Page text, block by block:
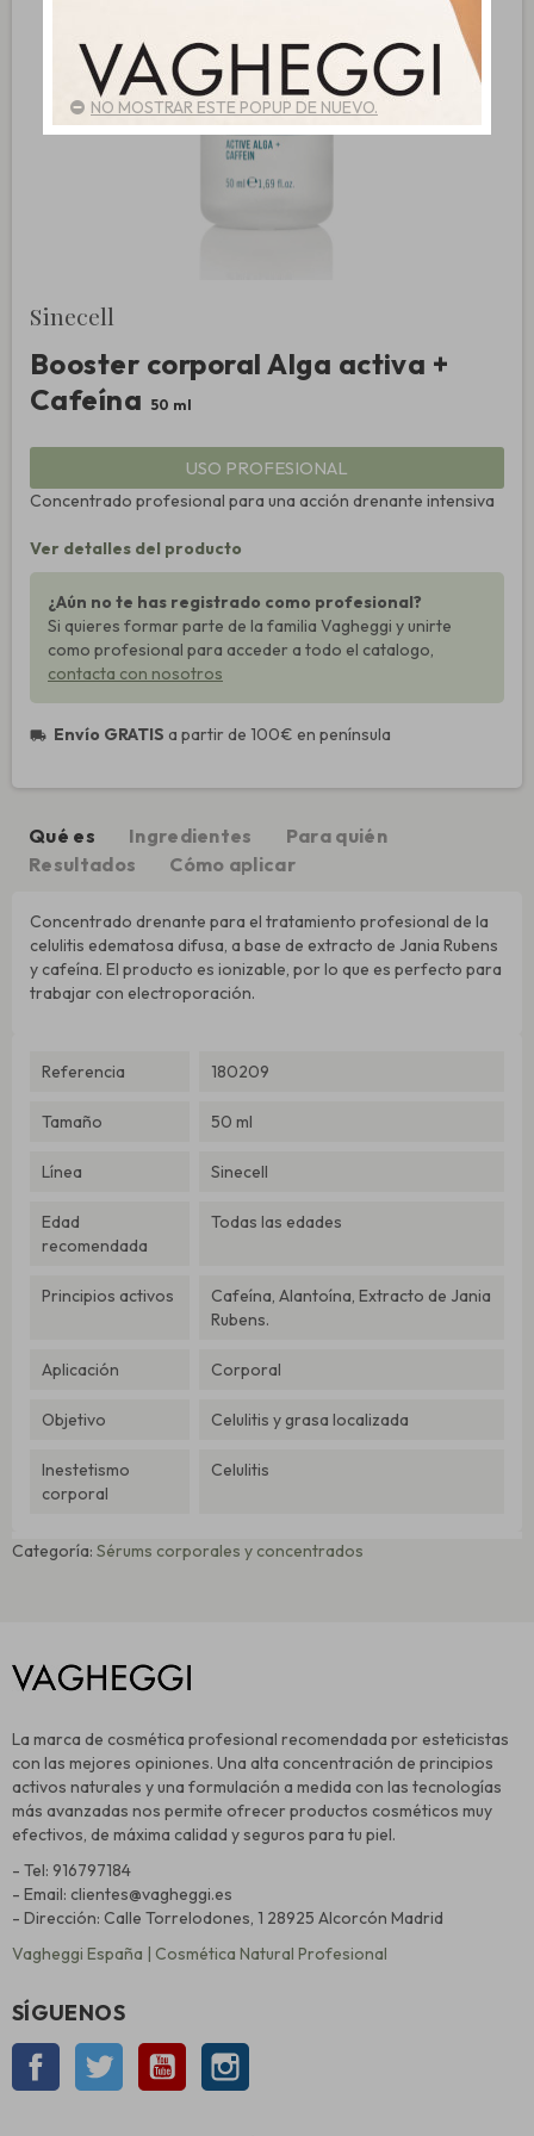
Sinecell
Booster corporal Alga activa +
Cafeína 50 ml
USO PROFESIONAL
Concentrado profesional para una acción drenante intensiva
Ver detalles del producto
¿Aún no te has registrado como profesional?
Si quieres formar parte de la familia Vagheggi y unirte
como profesional para acceder a todo el catalogo,
contacta con nosotros
local_shipping Envío GRATIS a partir de 100€ en península
Qué es Ingredientes
Para quién
Resultados
Cómo aplicar
Concentrado drenante para el tratamiento profesional de la
celulitis edematosa difusa, a base de extracto de Jania Rubens
y cafeína. El producto es ionizable, por lo que es perfecto para
trabajar con electroporación.
Referencia 180209
Tamaño 50 ml
Línea Sinecell
Edad
recomendada
Todas las edades
Principios activos
Cafeína, Alantoína, Extracto de Jania
Rubens.
Aplicación Corporal
Objetivo Celulitis y grasa localizada
Inestetismo
corporal
Celulitis
Categoría: Sérums corporales y concentrados
La marca de cosmética profesional recomendada por esteticistas
con las mejores opiniones. Una alta concentración de principios
activos naturales y una formulación a medida con las tecnologías
más avanzadas nos permite ofrecer productos cosméticos muy
efectivos, de máxima calidad y seguros para tu piel.
- Tel: 916797184
- Email: clientes@vagheggi.es
- Dirección: Calle Torrelodones, 1 28925 Alcorcón Madrid
Vagheggi España | Cosmética Natural Profesional
SÍGUENOS
Facebook Twitter YouTube
NO MOSTRAR ESTE POPUP DE NUEVO.